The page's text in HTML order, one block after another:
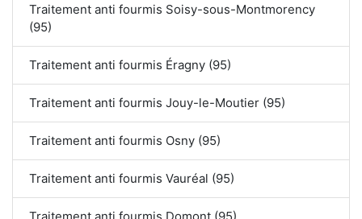
Traitement anti fourmis Soisy-sous-Montmorency
(95)
Traitement anti fourmis Éragny (95)
Traitement anti fourmis Jouy-le-Moutier (95)
Traitement anti fourmis Osny (95)
Traitement anti fourmis Vauréal (95)
Traitement anti fourmis Domont (95)